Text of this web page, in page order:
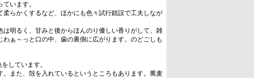
います。
らかくするなど、ほかにも色々試行錯誤で工夫しなが
明るく、甘みと後からほんのり優しい香りがして、雑
ぁ～っと口の中、歯の裏側に広がります。のどごしも
しています。
また、殻を入れているというところもあります。蕎麦